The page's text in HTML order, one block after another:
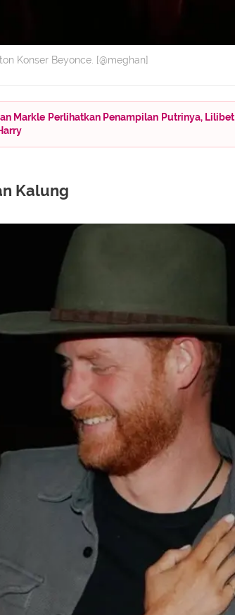
Konser Beyonce. [@meghan]
Markle Perlihatkan Penampilan Putrinya, Lilibet
Kalung